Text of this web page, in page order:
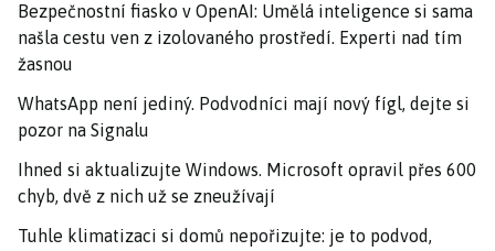
Bezpečnostní fiasko v OpenAI: Umělá inteligence si sama
našla cestu ven z izolovaného prostředí. Experti nad tím
žasnou
WhatsApp není jediný. Podvodníci mají nový fígl, dejte si
pozor na Signalu
Ihned si aktualizujte Windows. Microsoft opravil přes 600
chyb, dvě z nich už se zneužívají
Tuhle klimatizaci si domů nepořizujte: je to podvod,